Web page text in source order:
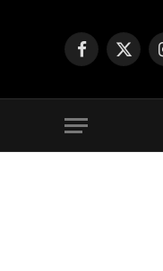
Facebook
X